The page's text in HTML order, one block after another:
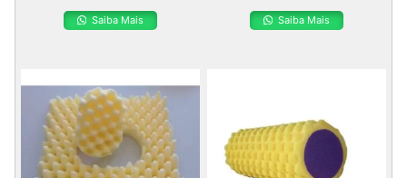
Saiba Mais Saiba Mais